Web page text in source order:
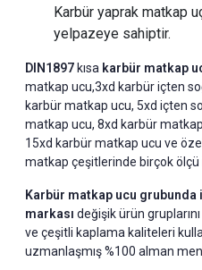
Karbür yaprak matkap
yelpazeye sahiptir.
DIN1897 kısa karbür matkap
matkap ucu,3xd karbür içten
karbür matkap ucu, 5xd içten
matkap ucu, 8xd karbür
15xd karbür matkap ucu ve
matkap çeşitlerinde birçok
Karbür matkap ucu grubunda
markası değişik ürün
ve çeşitli kaplama kaliteleri
uzmanlaşmış %100 alman